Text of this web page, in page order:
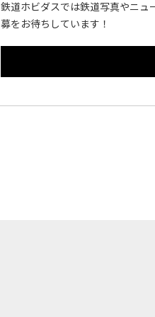
鉄道ホビダスでは鉄道写真やニュ
募をお待ちしています！